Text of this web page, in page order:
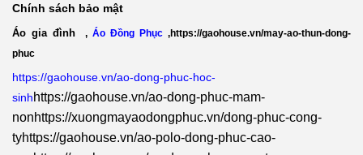
Chính sách bảo mật
Áo gia đình , Áo Đồng Phục ,https://gaohouse.vn/may-ao-thun-dong-
phuc
https://gaohouse.vn/ao-dong-phuc-hoc-
sinhhttps://gaohouse.vn/ao-dong-phuc-mam-
nonhttps://xuongmayaodongphuc.vn/dong-phuc-cong-
tyhttps://gaohouse.vn/ao-polo-dong-phuc-cao-